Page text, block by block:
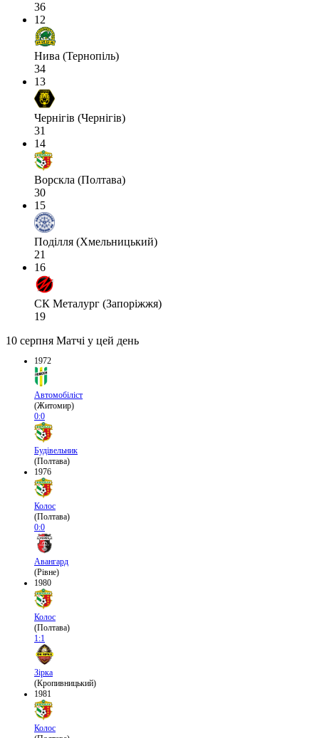
36
12
Нива (Тернопіль)
34
13
Чернігів (Чернігів)
31
14
Ворскла (Полтава)
30
15
Поділля (Хмельницький)
21
16
СК Металург (Запоріжжя)
19
10 серпня Матчі у цей день
1972
Автомобіліст
(Житомир)
0:0
Будівельник
(Полтава)
1976
Колос
(Полтава)
0:0
Авангард
(Рівне)
1980
Колос
(Полтава)
1:1
Зірка
(Кропивницький)
1981
Колос